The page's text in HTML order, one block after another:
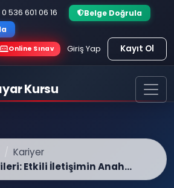
0 536 601 06 16 Belge Doğrula
Online Sınav Giriş Yap Kayıt Ol
Kursu
Kariyer
Etkili İletişimin Anah...